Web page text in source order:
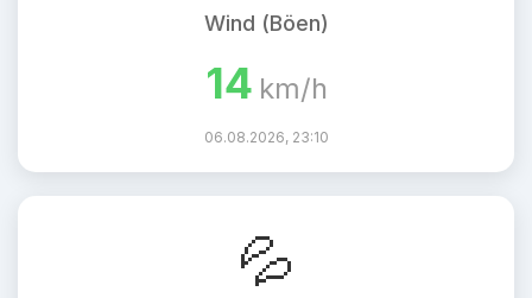
Wind (Böen)
14 km/h
06.08.2026, 23:10
💦